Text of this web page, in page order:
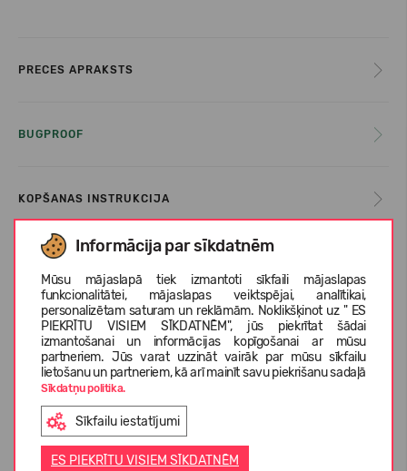
Informācija par sīkdatnēm
Mūsu mājaslapā tiek izmantoti sīkfaili mājaslapas
funkcionalitātei, mājaslapas veiktspējai, analītikai,
personalizētam saturam un reklāmām. Noklikšķinot uz " ES
PIEKRĪTU VISIEM SĪKDATNĒM", jūs piekrītat šādai
izmantošanai un informācijas kopīgošanai ar mūsu
partneriem. Jūs varat uzzināt vairāk par mūsu sīkfailu
lietošanu un partneriem, kā arī mainīt savu piekrišanu sadaļā
Sīkdatņu politika.
Sīkfailu iestatījumi
ES PIEKRĪTU VISIEM SĪKDATNĒM
PRECES APRAKSTS
BUGPROOF
KOPŠANAS INSTRUKCIJA
PAR REIMA
KLIENTU ATSAUKSMES (0)